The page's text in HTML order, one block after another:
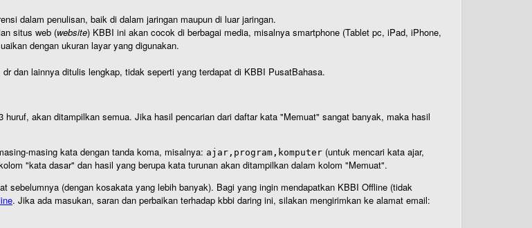
dalam penulisan, baik di dalam jaringan maupun di luar jaringan.
situs web (website) KBBI ini akan cocok di berbagai media, misalnya smartphone (Tablet pc, iPad, iPhone,
dengan ukuran layar yang digunakan.
dan lainnya ditulis lengkap, tidak seperti yang terdapat di KBBI PusatBahasa.
akan ditampilkan semua. Jika hasil pencarian dari daftar kata "Memuat" sangat banyak, maka hasil
masing kata dengan tanda koma, misalnya: ajar,program,komputer (untuk mencari kata ajar,
"kata dasar" dan hasil yang berupa kata turunan akan ditampilkan dalam kolom "Memuat".
sebelumnya (dengan kosakata yang lebih banyak). Bagi yang ingin mendapatkan KBBI Offline (tidak
. Jika ada masukan, saran dan perbaikan terhadap kbbi daring ini, silakan mengirimkan ke alamat email: